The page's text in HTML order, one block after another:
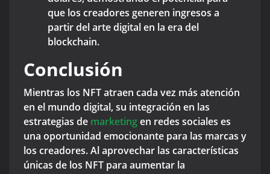
que los creadores generen ingresos a
partir del arte digital en la era del
blockchain.
Conclusión
Mientras los NFT atraen cada vez más atención
en el mundo digital, su integración en las
estrategias de marketingen redes sociales es
una oportunidad emocionante para las marcas y
los creadores. Al aprovechar las características
únicas de los NFT para aumentar la